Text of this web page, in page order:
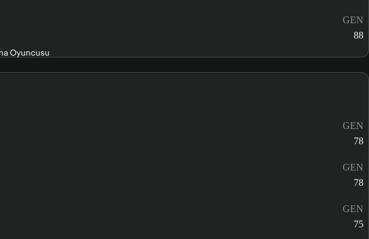
GEN
88
Oyuncusu
GEN
78
GEN
78
GEN
75